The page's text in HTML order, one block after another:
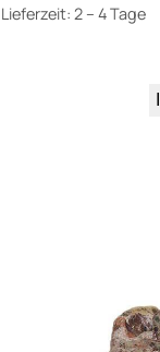
Lieferzeit:2 – 4 Tage